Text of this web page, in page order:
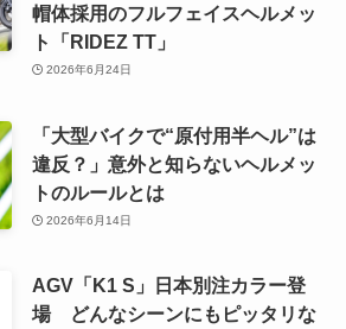
帽体採用のフルフェイスヘルメッ
ト「RIDEZ TT」
2026年6月24日
「大型バイクで“原付用半ヘル”は
違反？」意外と知らないヘルメッ
トのルールとは
2026年6月14日
AGV「K1 S」日本別注カラー登
場 どんなシーンにもピッタリな